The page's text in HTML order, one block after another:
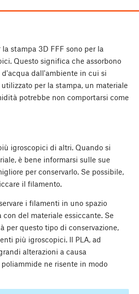
stampa 3D FFF sono per la
Questo significa che assorbono
dall'ambiente in cui si
per la stampa, un materiale
potrebbe non comportarsi come
igroscopici di altri. Quando si
è bene informarsi sulle sue
per conservarlo. Se possibile,
il filamento.
i filamenti in uno spazio
del materiale essiccante. Se
per questo tipo di conservazione,
più igroscopici. Il PLA, ad
alterazioni a causa
ne risente in modo